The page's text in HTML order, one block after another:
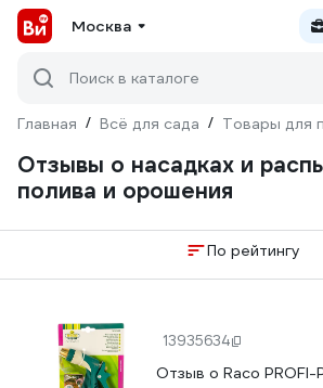
Москва
Поиск в каталоге
Главная / Всё для сада / Товары для
Отзывы о насадках и
полива и орошения
По рейтингу
13935634
Отзыв о Raco PROFI-